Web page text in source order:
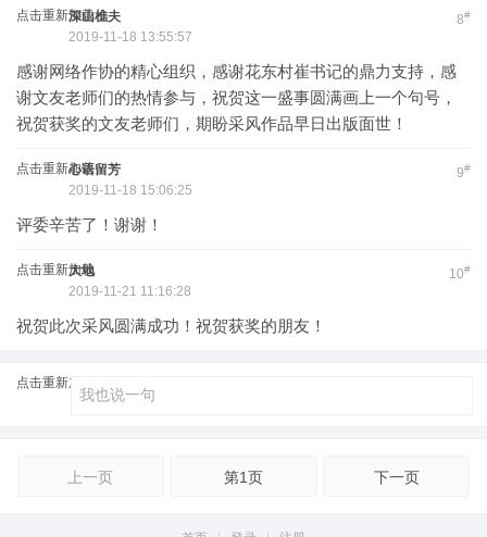
点击重新加载 8#
深山樵夫
2019-11-18 13:55:57
感谢网络作协的精心组织，感谢花东村崔书记的鼎力支持，感
谢文友老师们的热情参与，祝贺这一盛事圆满画上一个句号，
祝贺获奖的文友老师们，期盼采风作品早日出版面世！
点击重新加载 9#
心语留芳
2019-11-18 15:06:25
评委辛苦了！谢谢！
点击重新加载 10#
大地
2019-11-21 11:16:28
祝贺此次采风圆满成功！祝贺获奖的朋友！
点击重新加载
上一页 第1页 下一页